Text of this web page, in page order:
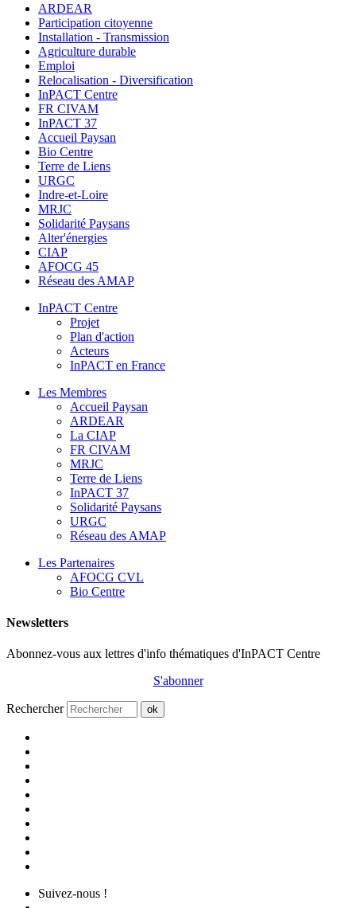
ARDEAR
Participation citoyenne
Installation - Transmission
Agriculture durable
Emploi
Relocalisation - Diversification
InPACT Centre
FR CIVAM
InPACT 37
Accueil Paysan
Bio Centre
Terre de Liens
URGC
Indre-et-Loire
MRJC
Solidarité Paysans
Alter'énergies
CIAP
AFOCG 45
Réseau des AMAP
InPACT Centre
Projet
Plan d'action
Acteurs
InPACT en France
Les Membres
Accueil Paysan
ARDEAR
La CIAP
FR CIVAM
MRJC
Terre de Liens
InPACT 37
Solidarité Paysans
URGC
Réseau des AMAP
Les Partenaires
AFOCG CVL
Bio Centre
Newsletters
Abonnez-vous aux lettres d'info thématiques d'InPACT Centre
S'abonner
Rechercher ok
Suivez-nous !